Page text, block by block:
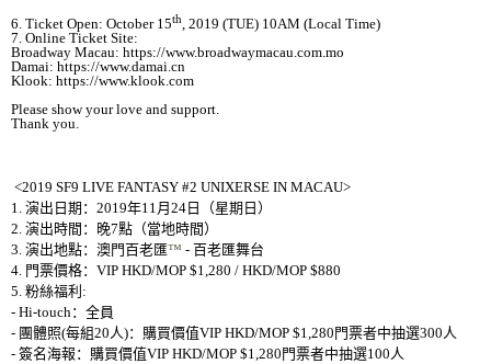
6. Ticket Open: October 15th, 2019 (TUE) 10AM (Local Time)
7. Online Ticket Site:
Broadway Macau: https://www.broadwaymacau.com.mo
Damai: https://www.damai.cn
Klook: https://www.klook.com
Please show your love and support.
Thank you.
<2019 SF9 LIVE FANTASY #2 UNIXERSE IN MACAU>
1. 演出日期： 2019年11月 24 日（星期日）
2. 演出時間：晚7點（當地時間）
3. 演出地點：澳門百老匯™ - 百老匯舞台
4. 門票價格： VIP HKD/MOP $1,280 / HKD/MOP $880
5. 粉絲福利 :
- Hi-touch：全員
- 團體照(每組20人)： 購買價值VIP HKD/MOP $1,280 門票者中抽選300人
- 簽名海報：購買價值VIP HKD/MOP $1,280 門票者中抽選100人